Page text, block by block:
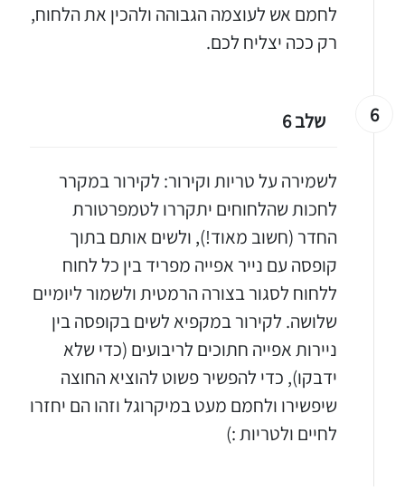
לחמם אש לעוצמה הגבוהה ולהכין את הלחוח,
רק ככה יצליח לכם.
6 שלב 6
לשמירה על טריות וקירור: לקירור במקרר
לחכות שהלחוחים יתקררו לטמפרטורת
החדר (חשוב מאוד!), ולשים אותם בתוך
קופסה עם נייר אפייה מפריד בין כל לחוח
ללחוח לסגור בצורה הרמטית ולשמור ליומיים
שלושה. לקירור במקפיא לשים בקופסה בין
ניירות אפייה חתוכים לריבועים (כדי שלא
ידבקו), כדי להפשיר פשוט להוציא החוצה
שיפשירו ולחמם מעט במיקרוגל וזהו הם יחזרו
לחיים ולטריות :)